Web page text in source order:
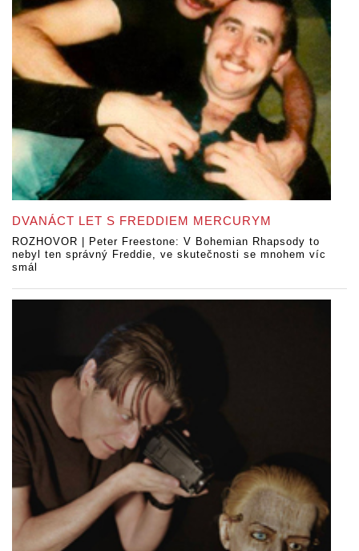
DVANÁCT LET S FREDDIEM MERCURYM
ROZHOVOR | Peter Freestone: V Bohemian Rhapsody to
nebyl ten správný Freddie, ve skutečnosti se mnohem víc
smál